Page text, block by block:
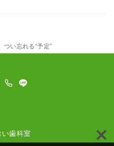
つい忘れる“予定”
歯科室